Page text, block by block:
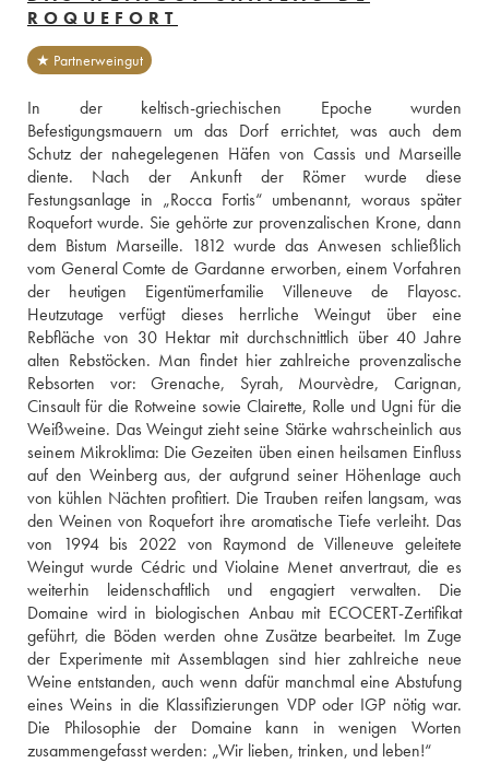
ROQUEFORT
★ Partnerweingut
In der keltisch-griechischen Epoche wurden
Befestigungsmauern um das Dorf errichtet, was auch dem
Schutz der nahegelegenen Häfen von Cassis und Marseille
diente. Nach der Ankunft der Römer wurde diese
Festungsanlage in „Rocca Fortis“ umbenannt, woraus später
Roquefort wurde. Sie gehörte zur provenzalischen Krone, dann
dem Bistum Marseille. 1812 wurde das Anwesen schließlich
vom General Comte de Gardanne erworben, einem Vorfahren
der heutigen Eigentümerfamilie Villeneuve de Flayosc.
Heutzutage verfügt dieses herrliche Weingut über eine
Rebfläche von 30 Hektar mit durchschnittlich über 40 Jahre
alten Rebstöcken. Man findet hier zahlreiche provenzalische
Rebsorten vor: Grenache, Syrah, Mourvèdre, Carignan,
Cinsault für die Rotweine sowie Clairette, Rolle und Ugni für die
Weißweine. Das Weingut zieht seine Stärke wahrscheinlich aus
seinem Mikroklima: Die Gezeiten üben einen heilsamen Einfluss
auf den Weinberg aus, der aufgrund seiner Höhenlage auch
von kühlen Nächten profitiert. Die Trauben reifen langsam, was
den Weinen von Roquefort ihre aromatische Tiefe verleiht. Das
von 1994 bis 2022 von Raymond de Villeneuve geleitete
Weingut wurde Cédric und Violaine Menet anvertraut, die es
weiterhin leidenschaftlich und engagiert verwalten. Die
Domaine wird in biologischen Anbau mit ECOCERT-Zertifikat
geführt, die Böden werden ohne Zusätze bearbeitet. Im Zuge
der Experimente mit Assemblagen sind hier zahlreiche neue
Weine entstanden, auch wenn dafür manchmal eine Abstufung
eines Weins in die Klassifizierungen VDP oder IGP nötig war.
Die Philosophie der Domaine kann in wenigen Worten
zusammengefasst werden: „Wir lieben, trinken, und leben!“